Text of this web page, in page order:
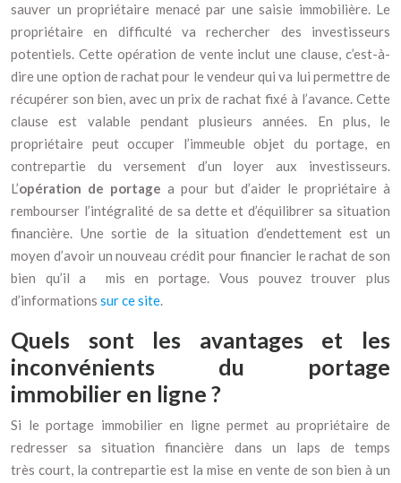
sauver un propriétaire menacé par une saisie immobilière. Le
propriétaire en difficulté va rechercher des investisseurs
potentiels. Cette opération de vente inclut une clause, c’est-à-
dire une option de rachat pour le vendeur qui va lui permettre de
récupérer son bien, avec un prix de rachat fixé à l’avance. Cette
clause est valable pendant plusieurs années. En plus, le
propriétaire peut occuper l’immeuble objet du portage, en
contrepartie du versement d’un loyer aux investisseurs.
L’opération de portage a pour but d’aider le propriétaire à
rembourser l’intégralité de sa dette et d’équilibrer sa situation
financière. Une sortie de la situation d’endettement est un
moyen d’avoir un nouveau crédit pour financier le rachat de son
bien qu’il a mis en portage. Vous pouvez trouver plus
d’informations sur ce site.
Quels sont les avantages et les
inconvénients du portage
immobilier en ligne ?
Si le portage immobilier en ligne permet au propriétaire de
redresser sa situation financière dans un laps de temps
très court, la contrepartie est la mise en vente de son bien à un